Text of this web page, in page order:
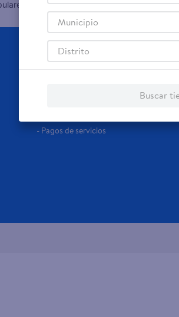
Celulares,Línea blanca,Laptops,
Samsung,Celulares iPhone,
Servicios
- Pagos de servicios
Municipio
Distrito
Buscar